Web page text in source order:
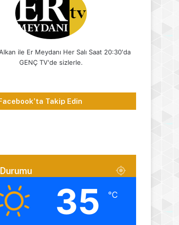
ile Er Meydanı Her Salı Saat 20:30'da
GENÇ TV'de sizlerle.
Takip Edin
35 ℃